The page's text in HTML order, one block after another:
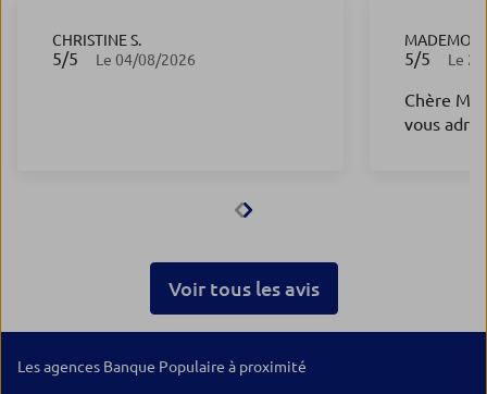
5/5 Note de 5 sur 5
Le 04/08/2026
CHRISTINE S.
5/5 Note de 5
Le
Chère
vous
Voir tous les avis
Les agences Banque Populaire à proximité